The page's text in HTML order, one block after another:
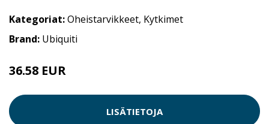
Kategoriat:Oheistarvikkeet, Kytkimet
Brand: Ubiquiti
36.58 EUR
LISÄTIETOJA